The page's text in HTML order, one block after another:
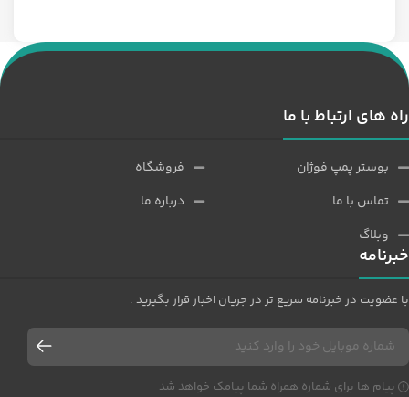
راه های ارتباط با ما
بوستر پمپ فوژان
تماس با ما
وبلاگ
فروشگاه
درباره ما
خبرنامه
با عضویت در خبرنامه سریع تر در جریان اخبار قرار بگیرید .
پیام ها برای شماره همراه شما پیامک خواهد شد